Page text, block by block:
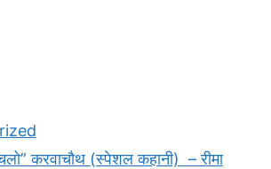
करवाचौथ (स्पेशल कहानी) – रीमा